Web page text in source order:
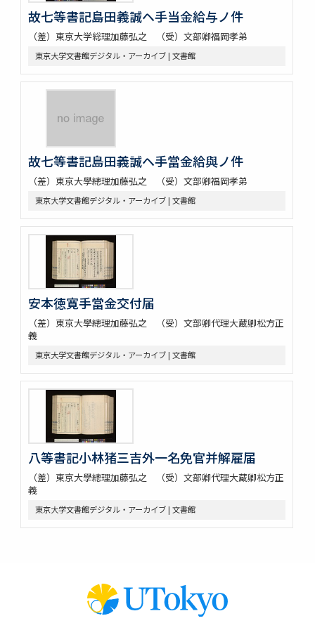
故七等書記島田義誠ヘ手当金給与ノ件
（差）東京大学総理加藤弘之 （受）文部卿福岡孝弟
東京大学文書館デジタル・アーカイブ | 文書館
故七等書記島田義誠ヘ手當金給與ノ件
（差）東京大學總理加藤弘之 （受）文部卿福岡孝弟
東京大学文書館デジタル・アーカイブ | 文書館
安本徳寛手當金交付届
（差）東京大學總理加藤弘之 （受）文部卿代理大蔵卿松方正
義
東京大学文書館デジタル・アーカイブ | 文書館
八等書記小林猪三吉外一名免官并解雇届
（差）東京大學總理加藤弘之 （受）文部卿代理大蔵卿松方正
義
東京大学文書館デジタル・アーカイブ | 文書館